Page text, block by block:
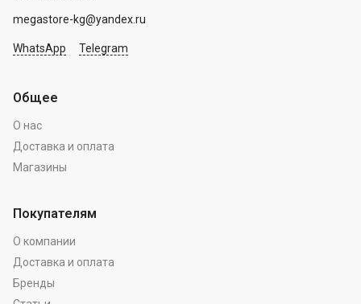
megastore-kg@yandex.ru
WhatsApp Telegram
Общее
О нас
Доставка и оплата
Магазины
Покупателям
О компании
Доставка и оплата
Бренды